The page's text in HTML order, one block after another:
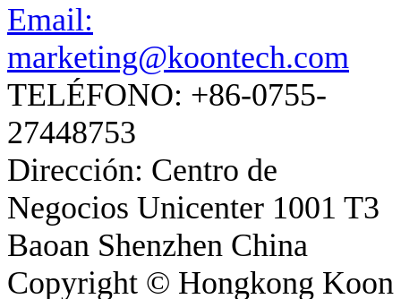
Email:
marketing@koontech.com
TELÉFONO: +86-0755-
27448753
Dirección: Centro de
Negocios Unicenter 1001 T3
Baoan Shenzhen China
Copyright © Hongkong Koon